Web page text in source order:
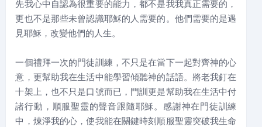
先我心中自認為很重要的能力，都不是我我真正需要的，
更也不是那些未曾認識耶穌的人需要的。他們需要的是遇
見耶穌，改變他們的人生。
一個禮拜一次的門徒訓練，不只是在當下一起對齊神的心
意，更幫助我在生活中能學習傾聽神的話語。將老我釘在
十架上，也不只是口號而已，門訓更是幫助我在生活中付
諸行動，順服聖靈的聲音跟隨耶穌。感謝神在門徒訓練
中，煉淨我的心，使我能在關鍵時刻順服聖靈突破我生命